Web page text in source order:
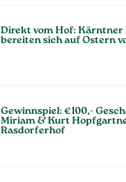
Direkt vom Hof: Kärntner
bereiten sich auf Ostern
Gewinnspiel: €100,-
Miriam & Kurt
Rasdorferhof